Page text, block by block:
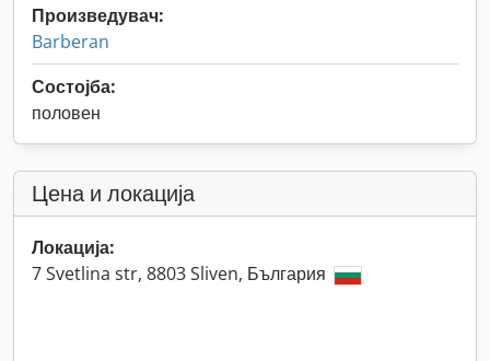
Произведувач:
Barberan
Состојба:
половен
Цена и локација
Локација:
7 Svetlina str, 8803 Sliven, България